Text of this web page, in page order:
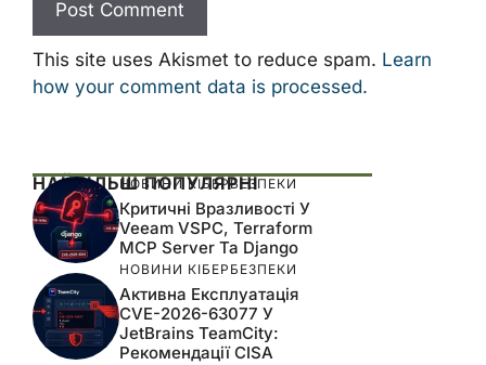
This site uses Akismet to reduce spam. Learn
how your comment data is processed.
НАЙБІЛЬШ ПОПУЛЯРНІ
НОВИНИ КІБЕРБЕЗПЕКИ
Критичні Вразливості У
Veeam VSPC, Terraform
MCP Server Та Django
НОВИНИ КІБЕРБЕЗПЕКИ
Активна Експлуатація
CVE-2026-63077 У
JetBrains TeamCity:
Рекомендації CISA